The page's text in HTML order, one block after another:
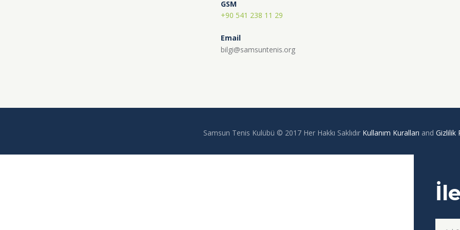
GSM
+90 541 238 11 29
Email
bilgi@samsuntenis.org
Samsun Tenis Kulübü © 2017 Her Hakkı Saklıdır Kullanım Kuralları and Gizlilik